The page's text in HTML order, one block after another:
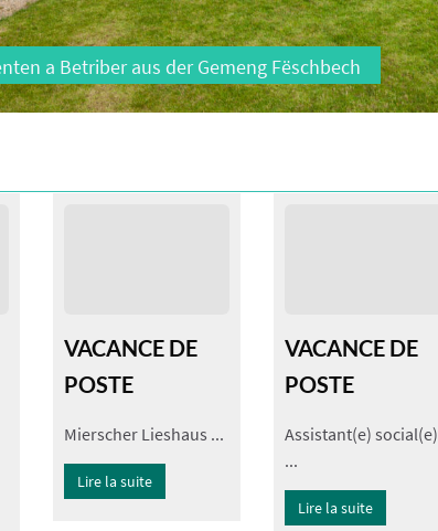
encombrants
a Betriber aus der Gemeng Fëschbech
VACANCE DE
POSTE
Mierscher Lieshaus ...
Lire la suite
VACANCE DE
POSTE
Assistant(e) social(e)
...
Lire la suite